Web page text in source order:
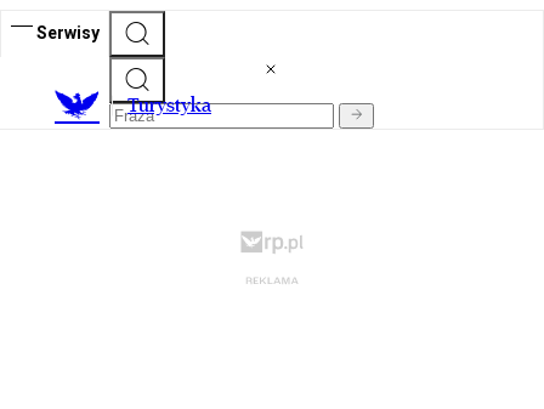
Serwisy
Turystyka